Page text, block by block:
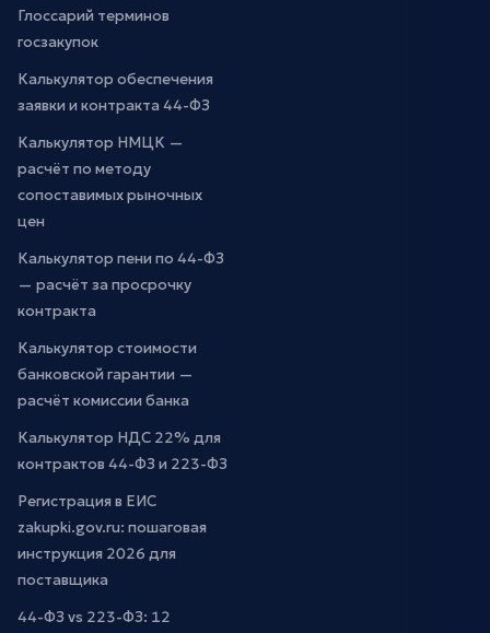
Глоссарий терминов
госзакупок
Калькулятор обеспечения
заявки и контракта 44-ФЗ
Калькулятор НМЦК —
расчёт по методу
сопоставимых рыночных
цен
Калькулятор пени по 44-ФЗ
— расчёт за просрочку
контракта
Калькулятор стоимости
банковской гарантии —
расчёт комиссии банка
Калькулятор НДС 22% для
контрактов 44-ФЗ и 223-ФЗ
Регистрация в ЕИС
zakupki.gov.ru: пошаговая
инструкция 2026 для
поставщика
44-ФЗ vs 223-ФЗ: 12